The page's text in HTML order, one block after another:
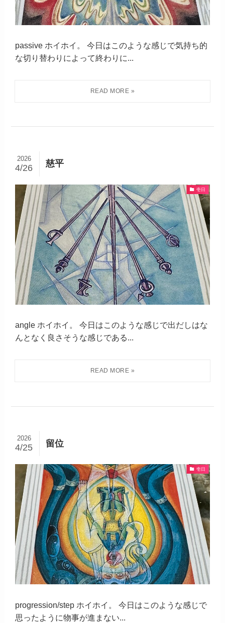
passive ホイホイ。 今日はこのような感じで気持ち的
な切り替わりによって終わりに...
慈平
2026
4/26
壱日
angle ホイホイ。 今日はこのような感じで出だしはな
んとなく良さそうな感じである...
留位
2026
4/25
壱日
progression/step ホイホイ。 今日はこのような感じで
思ったように物事が進まない...